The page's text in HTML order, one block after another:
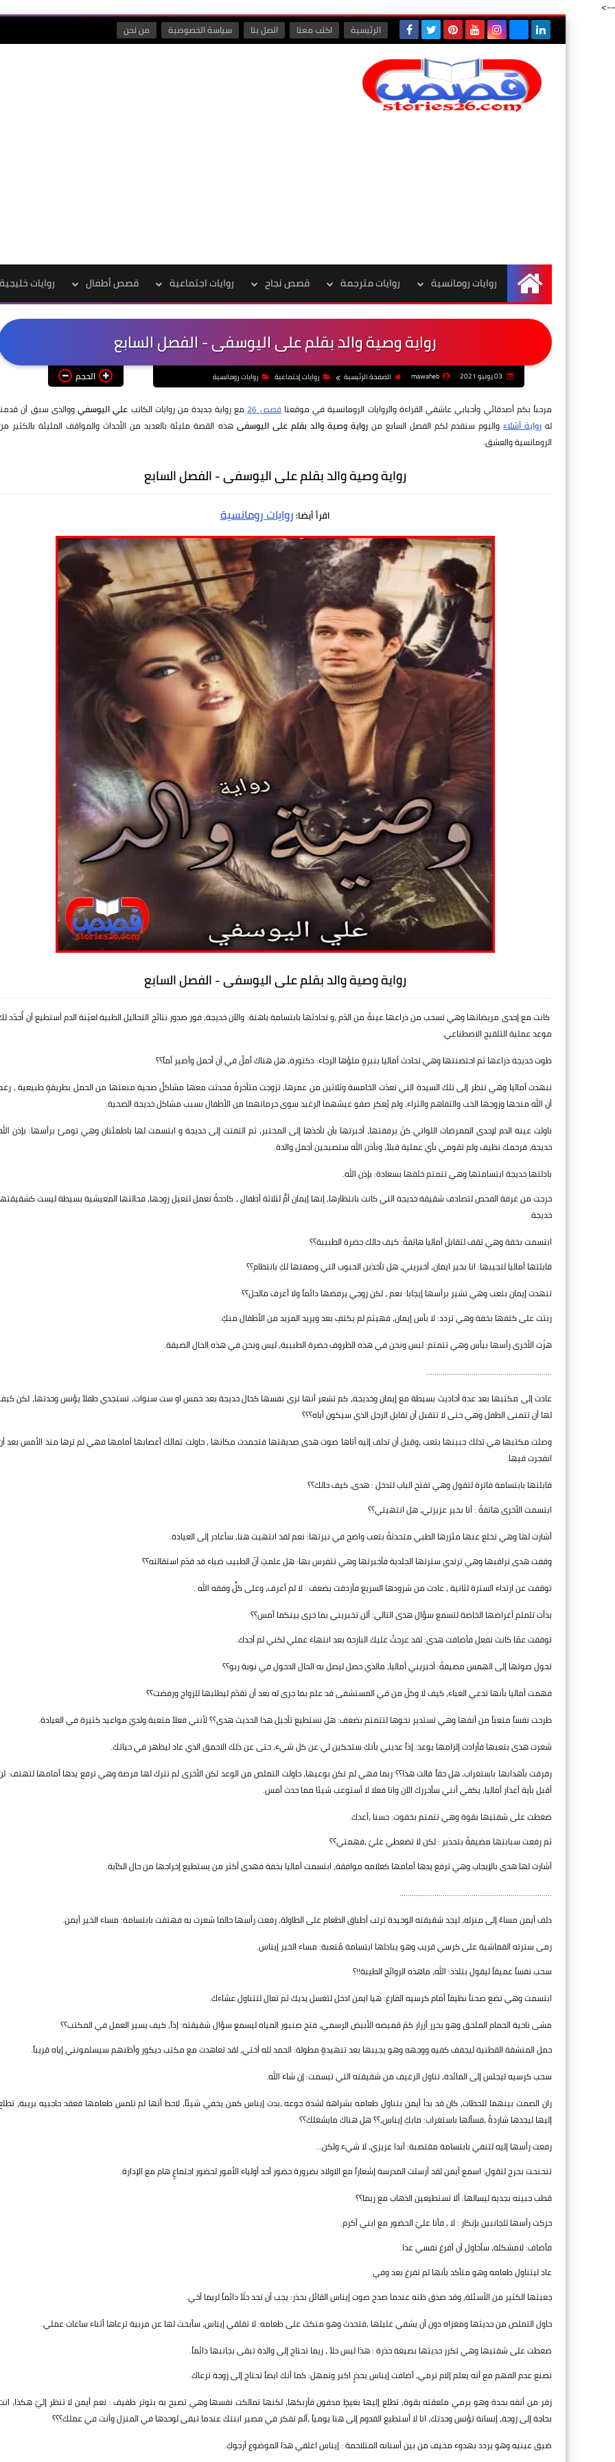
-->
الرئيسية اكتب معنا اتصل بنا سياسة الخصوصية من نحن
الرئيسية
روايات رومانسية روايات مترجمة قصص نجاح روايات اجتماعية قصص أطفال روايات خليجية
رواية وصية والد بقلم على اليوسفى - الفصل السابع
mawaheb الصفحة الرئيسية روايات إجتماعية روايات رومانسية الحجم
مرحباً بكم أصدقائي وأحبابي عاشقي القراءة والروايات الرومانسية في موقعناقصص 26 مع رواية جديدة من روايات الكاتب علي اليوسفيووالذى سبق أن
له رواية أشلاء واليوم سنقدم لكم الفصل السابع منرواية وصية والد بقلم على اليوسفىهذه القصة مليئة بالعديد من الأحداث والمواقف المليئة بالكثير
الرومانسية والعشق.
رواية وصية والد بقلم على اليوسفى - الفصل السابع
اقرأ أيضا:روايات رومانسية
رواية وصية والد بقلم على اليوسفى - الفصل السابع
كانت مع إحدى مريضاتها وهي تسحب من ذراعها عينةً من الدّم ،و تحادثها بابتسامة باهتة: والآن خديجة، فور صدور نتائج التحاليل الطبية لعيّنة الدم أستطيع أن أُحدّد
موعد عملية التلقيح الاصطناعي.
طوت خديجة ذراعها ثم احتضنتها وهي تحادث أماليا بنبرةٍ ملؤها الرجاء: دكتورة، هل هناك أملٌ في أن أحمل وأصير أماً؟؟
تنهدت أماليا وهي تنظر إلى تلك السيدة التي تعدّت الخامسة وثلاثين من عمرها، تزوجت متأخرةً فحدثت معها مشاكلٌ صحية منعتها من الحمل بطريقةٍ طبيعية ،
أن الله منحها وزوجها الحب والتفاهم والثراء، ولم يُعكر صفو عيشهما الرغيد سوى حرمانهما من الأطفال بسبب مشاكل خديجة الصحية.
ناولت عينة الدم لإحدى الممرضات اللواتي كنّ برفقتها، أخبرتها بأن تأخذها إلى المختبر، ثم التفتت إلى خديجة و ابتسمت لها باطمئنان وهي تومئ برأسها: بإذن
خديجة، فرحمك نظيف ولم تقومي بأي عملية قبلاً، وبأذن الله ستصبحين أجمل والدة.
بادلتها خديجة ابتسامتها وهي تتمتم خلفها بسعادة: بإذن الله.
خرجت من غرفة الفحص لتصادف شقيقة خديجة التي كانت بانتظارها، إنها إيمان أمٌّ لثلاثة أطفال ، كادحةٌ تعمل لتعيل زوجها، فحالتها المعيشية بسيطة ليست
خديجة.
ابتسمت بخفة وهي تقف لتقابل أماليا هاتفةً: كيف حالك حضرة الطبيبة؟؟
قابلتها أماليا لتجيبها: انا بخير ايمان، أخبريني، هل تأخذين الحبوب التي وصفتها لكِ بانتظام؟؟
تنهدت إيمان بتعب وهي تشير برأسها إيجابا: نعم ، لكن زوجي يرفضها دائماً ولا أعرف مالحل؟؟
ربتت على كتفها بخفة وهي تردد: لا بأس إيمان، فهيثم لم يكتفِ بعد ويريد المزيد من الأطفال منكِ.
هزّت الأخرى رأسها بيأس وهي تتمتم: ليس ونحن في هذه الظروف حضرة الطبيبة، ليس ونحن في هذه الحال الضيقة.
.............................................................
عادت إلى مكتبها بعد عدة أحاديث بسيطة مع إيمان وخديجة، كم تشعر أنها ترى نفسها كحال خديجة بعد خمس او ست سنوات، تستجدي طفلاً يؤنس وحدتها، لكن
لها أن تتمنى الطفل وهي حتى لا تتقبل أن تقابل الرجل الذي سيكون أباه؟؟؟
وصلت مكتبها هي تدلك جبينها بتعب ،وقبل أن تدلف إليه أتاها صوت هدى صديقتها فتجمدت مكانها ، حاولت تمالك أعصابها أمامها فهي لم ترها منذ الأمس بعد
انفجرت فيها.
قابلتها بابتسامة فاترة لتقول وهي تفتح الباب لتدخل : هدى، كيف حالك؟؟
ابتسمت الأخرى هاتفةً : أنا بخير عزيزتي، هل انتهيتي؟؟
أشارت لها وهي تخلع عنها مئزرها الطبي متحدثةً بتعب واضح في نبرتها: نعم لقد انتهيت هنا، سأغادر إلى العيادة.
وقفت هدى تراقبها وهي ترتدي سترتها الجلدية فأخبرتها وهي تتفرس بها: هل علمتِ أنّ الطبيب ضياء قد قدّم استقالته؟؟
توقفت عن ارتداء السترة لثانية ، عادت من شرودها السريع فأردفت بضعف : لا لم أعرف، وعلى كلٍّ وفقه الله .
بدأت تلملم أغراضها الخاصة لتسمع سؤال هدى التالي: ألن تخبريني بما جرى بينكما أمس؟؟
توقفت عمّا كانت تفعل فأضافت هدى: لقد عرجتُ عليك البارحة بعد انتهاء عملي لكني لم أجدك.
تحول صوتها إلى الهمس مضيفةً: أخبريني أماليا، مالذي حصل ليصل به الحال الدخول في نوبة ربو؟؟
فهمت أماليا بأنها تدعي الغباء، كيف لا وكلّ من في المستشفى قد علم بما جرى له بعد أن تقدّم ليطلبها للزواج ورفضت؟؟
طرحت نفساً متعباً من أنفها وهي تستدير نحوها لتتمتم بضعف: هل نستطيع تأجيل هذا الحديث هدى؟؟ لأنني فعلاً متعبة ولديّ مواعيد كثيرة في العيادة.
شعرت هدى بتعبها فأرادت إلزامها بوعد: إذاً عديني بأنك ستحكين لي عن كل شيء، حتى عن ذلك الاحمق الذي عاد ليظهر في حياتك.
رفرفت بأهدابها باستغراب، هل حقاً قالت هذا؟؟ ربما فهي لم تكن بوعيها، حاولت التملص من الوعد لكن الأخرى لم تترك لها فرصة وهي ترفع يدها أمامها لتهتف:
أقبل بأية أعذار أماليا، يكفي أنني سأحررك الآن وانا فعلا لا أستوعب شيئا مما حدث أمس.
ضغطت على شفتيها بقوة وهي تتمتم بخفوت: حسنا ،أعدك.
ثم رفعت سبابتها مضيفةً بتحذير : لكن لا تضغطي عليّ ،فهمتي؟؟
أشارت لها هدى بالإيجاب وهي ترفع يدها أمامها كعلامه موافقة، ابتسمت أماليا بخفة فهدى أكثر من يستطيع إخراجها من حال الكآبة.
..........................................................................
دلف أيمن مساءً إلى منزله، ليجد شقيقته الوحيدة ترتب أطباق الطعام على الطاولة، رفعت رأسها حالما شعرت به فهتفت بابتسامة: مساء الخير أيمن.
رمى سترته القماشية على كرسي قريب وهو يبادلها ابتسامة مُتعبة: مساء الخير إيناس.
سحب نفساً عميقاً ليقول بتلذذ: الله، ماهذه الروائح الطيبة!!؟
ابتسمت وهي تضع صحناً نظيفاً أمام كرسيه الفارغ: هيا ايمن ادخل لتغسل يديك ثم تعال لتتناول عشاءك.
مشى ناحية الحمام الملحق وهو يحرر أزرار كمّ قميصه الأبيض الرسمي، فتح صنبور المياه ليسمع سؤال شقيقته: إذاً، كيف يسير العمل في المكتب؟؟
حمل المنشفة القطنية ليجفف كفيه ووجهه وهو يجيبها بعد تنهيدةٍ مطولة: الحمد لله أختي، لقد تعاهدت مع مكتب ديكور وأظنهم سيسلمونني إياه قريباً.
سحب كرسيه ليجلس إلى المائدة، تناول الرغيف من شقيقته التي تبسمت: إن شاء الله.
ران الصمت بينهما للحظات، كان قد بدأ أيمن بتناول طعامه بشراهة لشدة جوعه ،بدت إيناس كمن يخفي شيئاً، لاحظ أنها لم تلمس طعامها فعقد حاجبيه بريبة،
إليها ليجدها شاردةً ،فسألها باستغراب: مابكِ إيناس،؟؟ هل هناك مايشغلك؟؟
رفعت رأسها إليه لتنفي بابتسامة مقتضبة: أبدا عزيزي، لا شيء ولكن...
تنحنحت بحرج لتقول: اسمع أيمن لقد أرسلت المدرسة إشعاراً مع الاولاد بضرورة حضور أحد أولياء الأمور لحضور اجتماعٍ هام مع الإدارة.
قطب جبينه بجدية ليسالها: ألا تستطيعين الذهاب مع ريما؟؟
حركت رأسها للجانبين بإنكار : لا ، فأنا عليّ الحضور مع ابني أكرم.
فأضاف: لامشكلة، سأحاول أن أفرغ نفسي غدا.
عاد ليتناول طعامه وهو متأكد بأنها لم تفرغ بعد وفي
جعبتها الكثير من الأسئلة، وقد صدق ظنه عندما صدح صوت إيناس القائل بحذر: يجب أن تجد حلّاً دائماً لريما أخي.
حاول التملص من حديثها ومغزاه دون أن يشفي غليلها ،فتحدث وهو منكبّ على طعامه: لا تقلقي إيناس، سأبحث لها عن مربية ترعاها أثناء ساعات عملي.
ضغطت على شفتيها وهي تكرر حديثها بصيغة حذرة : هذا ليس حلاً ، ريما تحتاج إلى والدة تبقى بجانبها دائماً.
تصنع عدم الفهم مع أنه يعلم إلام ترمي، أضافت إيناس بحذرٍ اكبر وتمهل: كما أنك ايضاً تحتاج إلى زوجة ترعاك.
زفر من أنفه بحدة وهو يرمي ملعقته بقوة، تطلع إليها بغيظٍ مدفون فأربكها، لكنها تمالكت نفسها وهي تصيح به بتوتر طفيف : نعم أيمن لا تنظر إليّ هكذا،
بحاجة إلى زوجة، إنسانة تؤنس وحدتك، انا لا أستطيع القدوم إلى هنا يومياً ،ألم تفكر في مصير ابنتك عندما تبقى لوحدها في المنزل وأنت في عملك؟؟؟
ضيق عينيه وهو يردد بهدوء مخيف من بين أسنانه المتلاحمة : إيناس اغلقي هذا الموضوع أرجوكِ.